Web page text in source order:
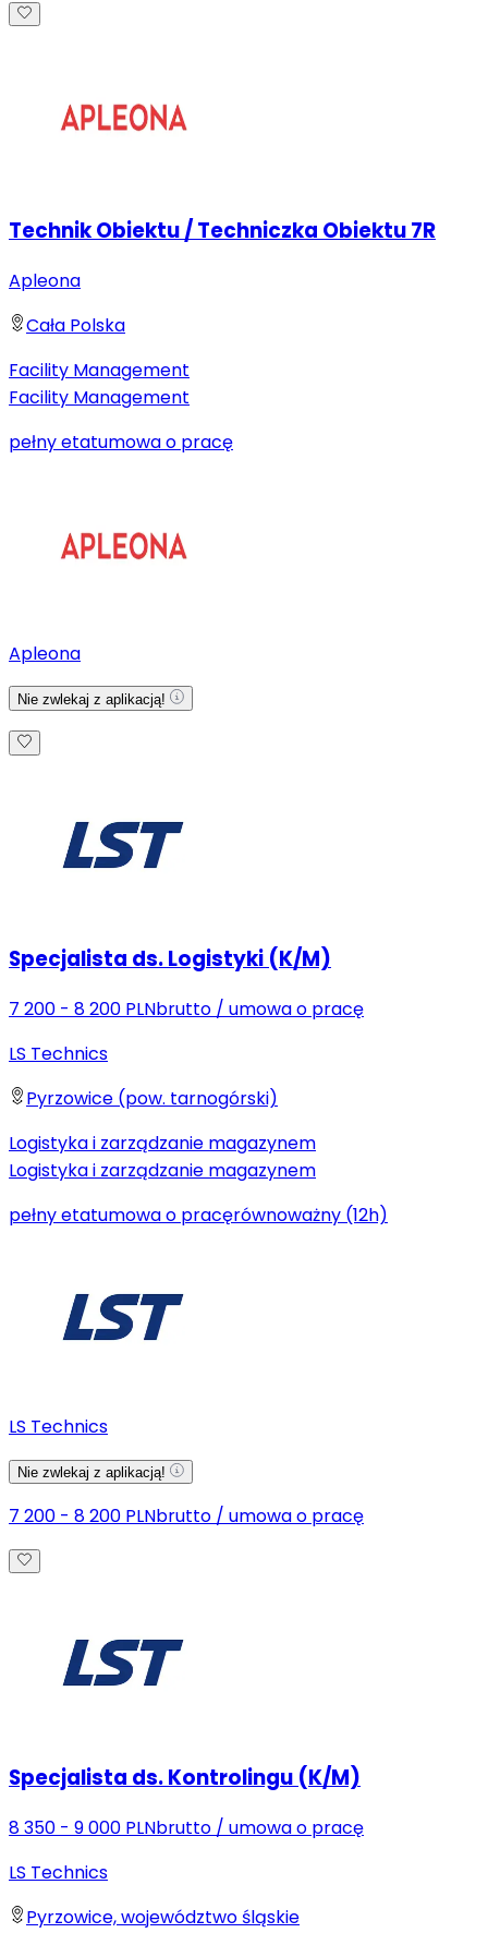
Technik Obiektu / Techniczka Obiektu 7R
Apleona
Cała Polska
Facility Management
Facility Management
pełny etatumowa o pracę
Apleona
Nie zwlekaj z aplikacją!
Specjalista ds. Logistyki (K/M)
7 200 - 8 200 PLNbrutto / umowa o pracę
LS Technics
Pyrzowice (pow. tarnogórski)
Logistyka i zarządzanie magazynem
Logistyka i zarządzanie magazynem
pełny etatumowa o pracęrównoważny (12h)
LS Technics
Nie zwlekaj z aplikacją!
7 200 - 8 200 PLNbrutto / umowa o pracę
Specjalista ds. Kontrolingu (K/M)
8 350 - 9 000 PLNbrutto / umowa o pracę
LS Technics
Pyrzowice, województwo śląskie